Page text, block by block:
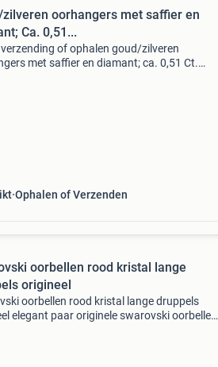
zilveren oorhangers met saffier en
Ca. 0,51...
of ophalen goud/zilveren
met saffier en diamant; ca. 0,51 Ct.
Ophalen of Verzenden
oorbellen rood kristal lange
origineel
oorbellen rood kristal lange druppels
elegant paar originele swarovski oorbellen